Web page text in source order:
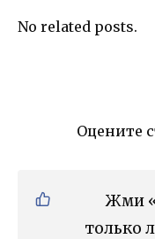
No related posts.
Оцените
Жми
только